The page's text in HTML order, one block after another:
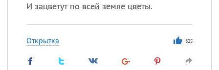
И зацветут по всей земле цветы.
Открытка 325